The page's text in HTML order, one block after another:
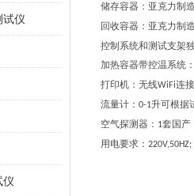
试仪
仪
储存容器：亚克力制
回收容器：亚克力制
控制系统和测试支架
加热容器带控温系统
打印机：无线WiFi连
流量计： 0-1升可根据
空气探测器： 1套国产
用电要求： 220V,50HZ;